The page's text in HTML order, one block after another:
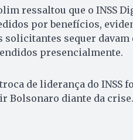
ressaltou que o INSS
por benefícios,
solicitantes sequer
presencialmente.
de liderança do INSS
Bolsonaro diante da crise.